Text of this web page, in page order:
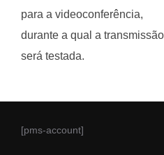
para a videoconferência,
durante a qual a
será testada.
[pms-account]